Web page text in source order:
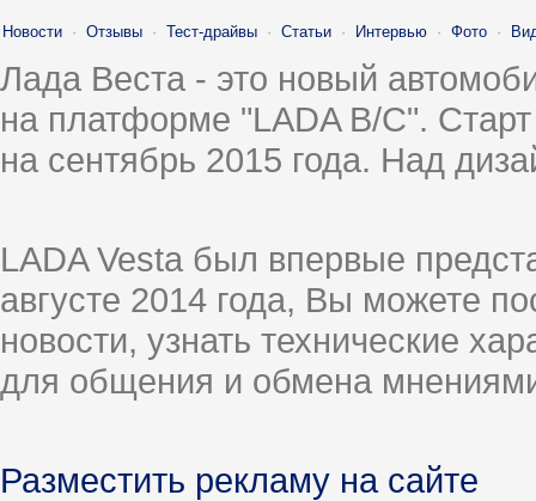
Новости · Отзывы · Тест-драйвы · Статьи · Интервью · Фото ·
Лада Веста - это новый
на платформе "LADA B/C".
на сентябрь 2015 года. Над
LADA Vesta был впервые
августе 2014 года, Вы можете
новости, узнать технические
для общения и обмена
Разместить рекламу на сайте